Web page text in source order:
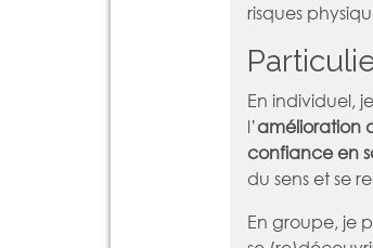
risques
En individuel,
l’amélioration
confiance en
du sens et se
En groupe, je